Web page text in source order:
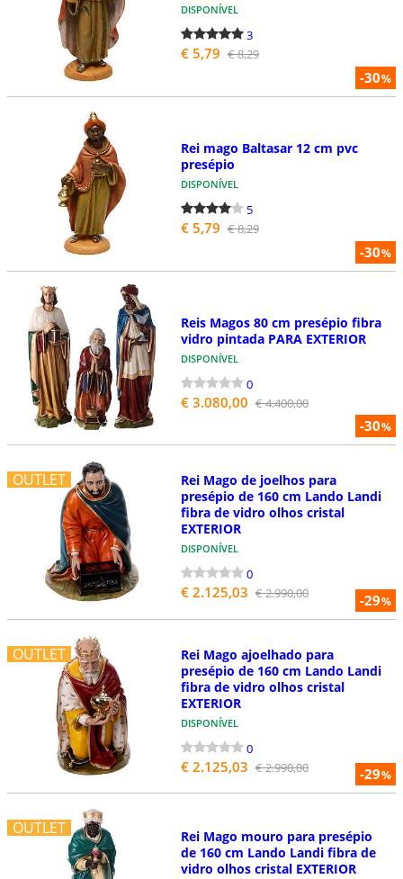
-30%
DISPONÍVEL
3
€ 5,79 € 8,29
-30%
Rei mago Baltasar 12 cm pvc
presépio
DISPONÍVEL
5
€ 5,79 € 8,29
-30%
Reis Magos 80 cm presépio fibra
vidro pintada PARA EXTERIOR
DISPONÍVEL
0
€ 3.080,00 € 4.400,00
OUTLET
-29%
Rei Mago de joelhos para
presépio de 160 cm Lando Landi
fibra de vidro olhos cristal
EXTERIOR
DISPONÍVEL
0
€ 2.125,03 € 2.990,00
OUTLET
-29%
Rei Mago ajoelhado para
presépio de 160 cm Lando Landi
fibra de vidro olhos cristal
EXTERIOR
DISPONÍVEL
0
€ 2.125,03 € 2.990,00
OUTLET
Rei Mago mouro para presépio
de 160 cm Lando Landi fibra de
vidro olhos cristal EXTERIOR